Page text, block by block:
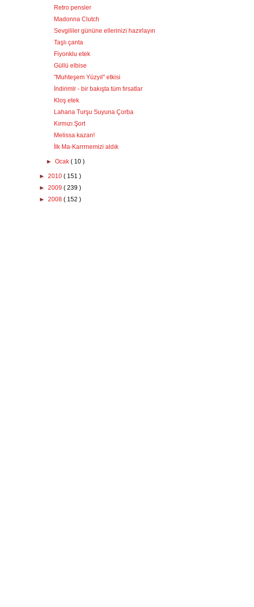
Retro pensler
Madonna Clutch
Sevgililer gününe ellerinizi hazırlayın
Taşlı çanta
Fiyonklu etek
Güllü elbise
"Muhteşem Yüzyıl" etkisi
İndirimlr - bir bakışta tüm fırsatlar
Kloş etek
Lahana Turşu Suyuna Çorba
Kırmızı Şort
Melissa kazan!
İlk Ma-Karrrnemizi aldık
►Ocak( 10 )
► 2010 ( 151 )
► 2009 ( 239 )
► 2008 ( 152 )